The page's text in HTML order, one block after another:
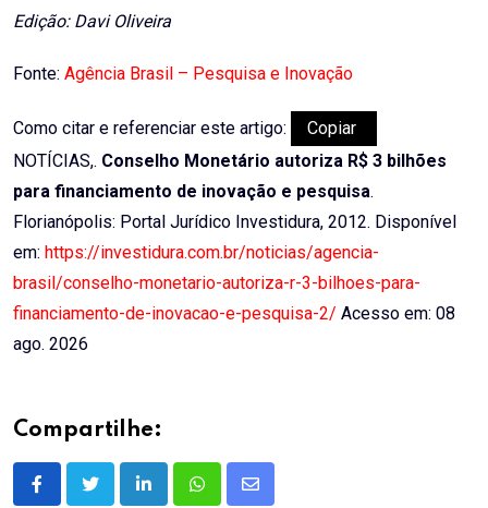
Edição: Davi Oliveira
Fonte: Agência Brasil – Pesquisa e Inovação
Como citar e referenciar este artigo:
Copiar
NOTÍCIAS,. Conselho Monetário autoriza R$ 3 bilhões
para financiamento de inovação e pesquisa.
Florianópolis: Portal Jurídico Investidura, 2012. Disponível
em: https://investidura.com.br/noticias/agencia-
brasil/conselho-monetario-autoriza-r-3-bilhoes-para-
financiamento-de-inovacao-e-pesquisa-2/ Acesso em: 08
ago. 2026
Compartilhe:
LinkedInWhatsappShare